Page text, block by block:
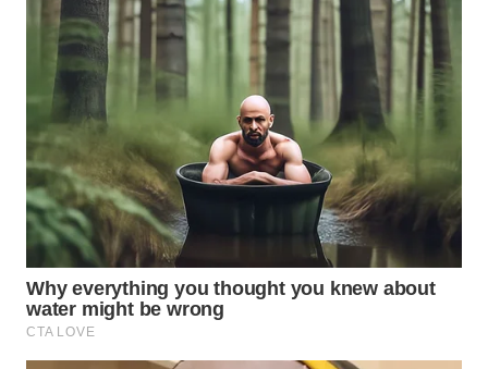
WN
TEBING
TINGGI
WN
PAKPAK
WN
KARAWANG
WN
BEKASI